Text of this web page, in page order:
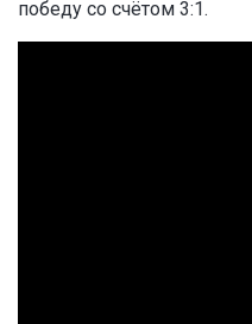
победу со счётом 3:1.